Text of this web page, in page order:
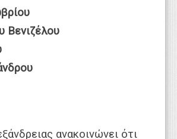
Βενιζέλου
ανακοινώνει ότι